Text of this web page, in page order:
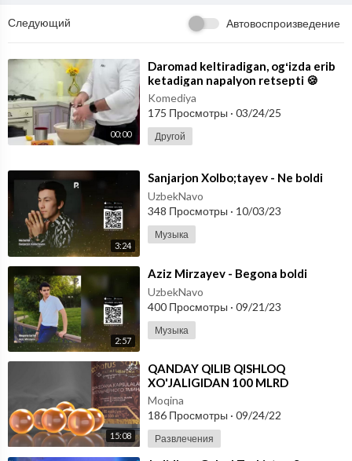
Следующий Автовоспроизведение
00:00
⁣Daromad keltiradigan, ogʻizda erib
ketadigan napalyon retsepti 🍪
Komediya
175 Просмотры · 03/24/25
Другой
3:24
⁣Sanjarjon Xolbo;tayev - Ne boldi
UzbekNavo
348 Просмотры · 10/03/23
Музыка
2:57
⁣Aziz Mirzayev - Begona boldi
UzbekNavo
400 Просмотры · 09/21/23
Музыка
15:08
⁣⁣QANDAY QILIB QISHLOQ
XO'JALIGIDAN 100 MLRD
DAROMAD TOPISH MUMKIN
Moqina
186 Просмотры · 09/24/22
Развлечения